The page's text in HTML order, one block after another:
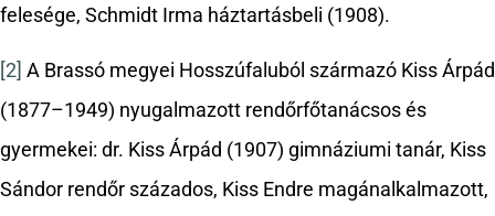
felesége, Schmidt Irma háztartásbeli (1908).
[2] A Brassó megyei Hosszúfaluból származó Kiss Árpád
(1877–1949) nyugalmazott rendőrfőtanácsos és
gyermekei: dr. Kiss Árpád (1907) gimnáziumi tanár, Kiss
Sándor rendőr százados, Kiss Endre magánalkalmazott,